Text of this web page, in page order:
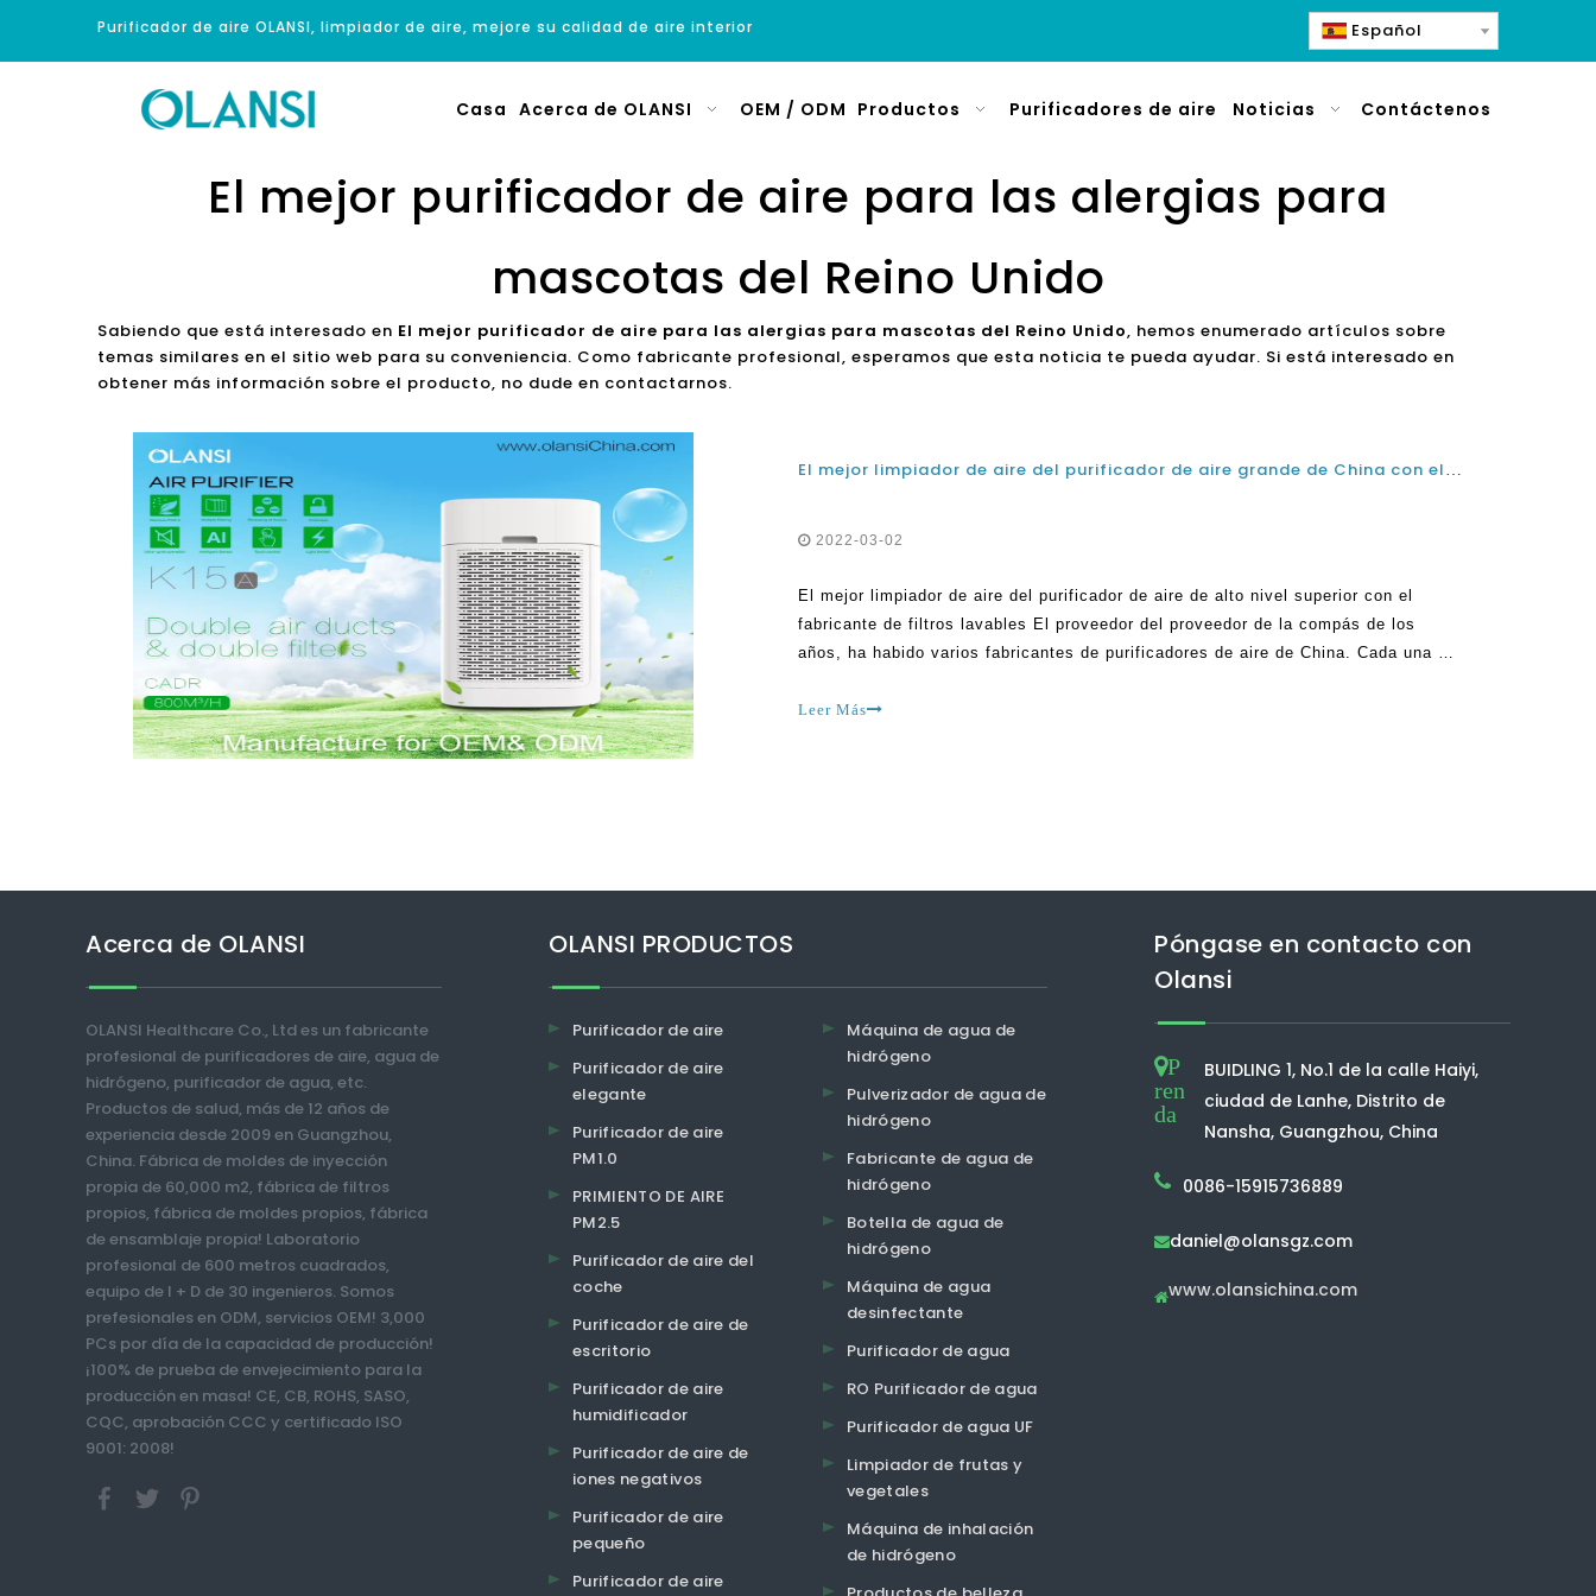
Purificador de aire OLANSI, limpiador de aire, mejore su calidad de aire interior Español
Casa Acerca de OLANSI OEM / ODM Productos Purificadores de aire Noticias Contáctenos
El mejor purificador de aire para las alergias para
mascotas del Reino Unido
Sabiendo que está interesado en El mejor purificador de aire para las alergias para mascotas del Reino Unido, hemos enumerado artículos sobre
temas similares en el sitio web para su conveniencia. Como fabricante profesional, esperamos que esta noticia te pueda ayudar. Si está interesado en
obtener más información sobre el producto, no dude en contactarnos.
El mejor limpiador de aire del purificador de aire grande de China con el fabricante de filtros lavables proveedor de proveedores
2022-03-02
El mejor limpiador de aire del purificador de aire de alto nivel superior con el
fabricante de filtros lavables El proveedor del proveedor de la compás de los
años, ha habido varios fabricantes de purificadores de aire de China. Cada una de
tecnología de vanguardia. Intentan hacer
Leer Más
Acerca de OLANSI
OLANSI Healthcare Co., Ltd es un fabricante
profesional de purificadores de aire, agua de
hidrógeno, purificador de agua, etc.
Productos de salud, más de 12 años de
experiencia desde 2009 en Guangzhou,
China. Fábrica de moldes de inyección
propia de 60,000 m2, fábrica de filtros
propios, fábrica de moldes propios, fábrica
de ensamblaje propia! Laboratorio
profesional de 600 metros cuadrados,
equipo de I + D de 30 ingenieros. Somos
prefesionales en ODM, servicios OEM! 3,000
PCs por día de la capacidad de producción!
¡100% de prueba de envejecimiento para la
producción en masa! CE, CB, ROHS, SASO,
CQC, aprobación CCC y certificado ISO
9001: 2008!
OLANSI PRODUCTOS
Purificador de aire
Purificador de aire
elegante
Purificador de aire
PM1.0
PRIMIENTO DE AIRE
PM2.5
Purificador de aire del
coche
Purificador de aire de
escritorio
Purificador de aire
humidificador
Purificador de aire de
iones negativos
Purificador de aire
pequeño
Purificador de aire
Máquina de agua de
hidrógeno
Pulverizador de agua de
hidrógeno
Fabricante de agua de
hidrógeno
Botella de agua de
hidrógeno
Máquina de agua
desinfectante
Purificador de agua
RO Purificador de agua
Purificador de agua UF
Limpiador de frutas y
vegetales
Máquina de inhalación
de hidrógeno
Póngase en contacto con
Olansi
P
ren
da
BUIDLING 1, No.1 de la calle Haiyi,
ciudad de Lanhe, Distrito de
Nansha, Guangzhou, China
0086-15915736889
daniel@olansgz.com
www.olansichina.com